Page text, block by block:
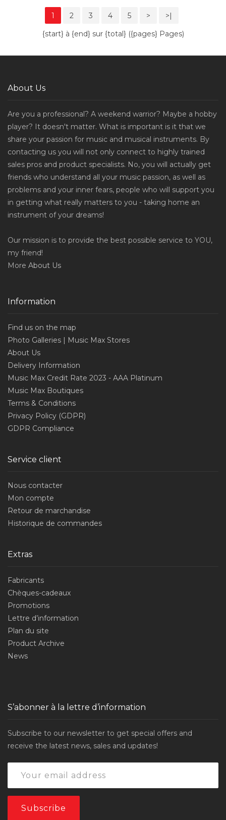
1 2 3 4 5 > >|
{start} à {end} sur {total} ({pages} Pages)
About Us
Are you a professional? A weekend warrior? Maybe a hobby
player? It doesn't matter. What is important is it that we
share your passion for music and musical instruments. By
contacting us you will not only connect to highly trained
sales pros and product specialists. No, you will actually get
friends who understand all your music passion, as well as
problems and your inner fears, people who will support you
in getting what really matters to you - taking home an
instrument of your dreams!
Our mission is to provide the best possible service to YOU,
my friend!
More About Us
Information
Find us on the map
Photo Galleries | Music Max Stores
About Us
Delivery Information
Music Max Credit Rate 2023 - AAA Platinum
Music Max Boutiques
Terms & Conditions
Privacy Policy (GDPR)
GDPR Compliance
Service client
Nous contacter
Mon compte
Retour de marchandise
Historique de commandes
Extras
Fabricants
Chèques-cadeaux
Promotions
Lettre d’information
Plan du site
Product Archive
News
S’abonner à la lettre d’information
Subscribe to our newsletter to get special offers and
receive the latest news, sales and updates!